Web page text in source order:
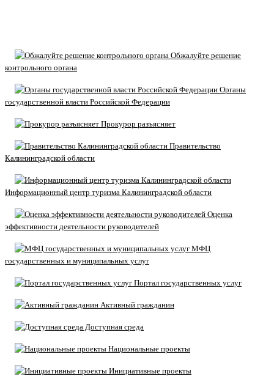
Обжалуйте решение
контрольного органа
Органы
государственной власти Российской Федерации
Прокурор разъясняет
Правительство
Калининградской области
Информационный центр туризма Калининградской области
Оценка
эффективности деятельности руководителей
МФЦ
государственных и муниципальных услуг
Портал государственных услуг
Активный гражданин
Доступная среда
Национальные проекты
Инициативные проекты